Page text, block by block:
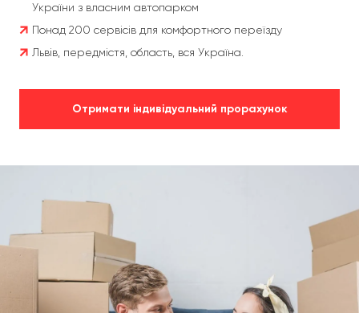
України з власним автопарком
Понад 200 сервісів для комфортного переїзду
Львів, передмістя, область, вся Україна.
Отримати індивідуальний прорахунок